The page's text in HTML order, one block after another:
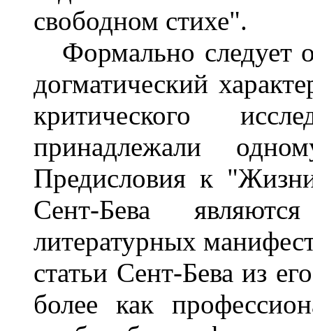
свободном стихе".
Формально следует
догматический
критического
принадлежали
Предисловия к
Сент-Бева
литературных
статьи Сент-Бева из
более как